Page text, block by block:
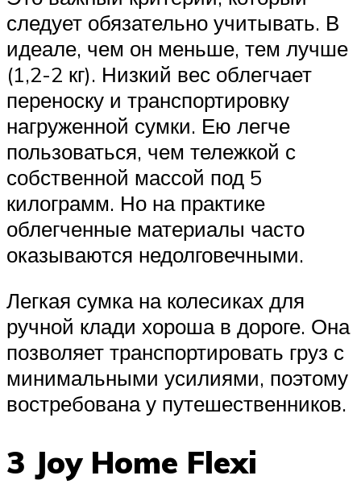
следует обязательно учитывать. В
идеале, чем он меньше, тем лучше
(1,2-2 кг). Низкий вес облегчает
переноску и транспортировку
нагруженной сумки. Ею легче
пользоваться, чем тележкой с
собственной массой под 5
килограмм. Но на практике
облегченные материалы часто
оказываются недолговечными.
Легкая сумка на колесиках для
ручной клади хороша в дороге. Она
позволяет транспортировать груз с
минимальными усилиями, поэтому
востребована у путешественников.
3 Joy Home Flexi